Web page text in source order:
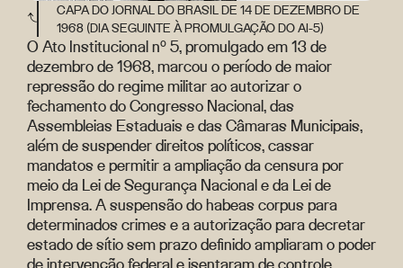
CAPA DO JORNAL DO BRASIL DE 14 DE DEZEMBRO DE
1968 (DIA SEGUINTE À PROMULGAÇÃO DO AI-5)
O Ato Institucional nº 5, promulgado em 13 de
dezembro de 1968, marcou o período de maior
repressão do regime militar ao autorizar o
fechamento do Congresso Nacional, das
Assembleias Estaduais e das Câmaras Municipais,
além de suspender direitos políticos, cassar
mandatos e permitir a ampliação da censura por
meio da Lei de Segurança Nacional e da Lei de
Imprensa. A suspensão do habeas corpus para
determinados crimes e a autorização para decretar
estado de sítio sem prazo definido ampliaram o poder